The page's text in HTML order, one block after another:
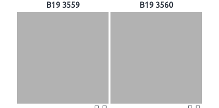
B19 3559 B19 3560